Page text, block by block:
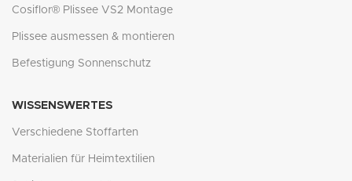
Cosiflor® Plissee VS2 Montage
Plissee ausmessen & montieren
Befestigung Sonnenschutz
WISSENSWERTES
Verschiedene Stoffarten
Materialien für Heimtextilien